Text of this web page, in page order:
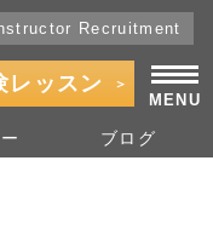
レッスン
ブログ
Recruitment
MENU